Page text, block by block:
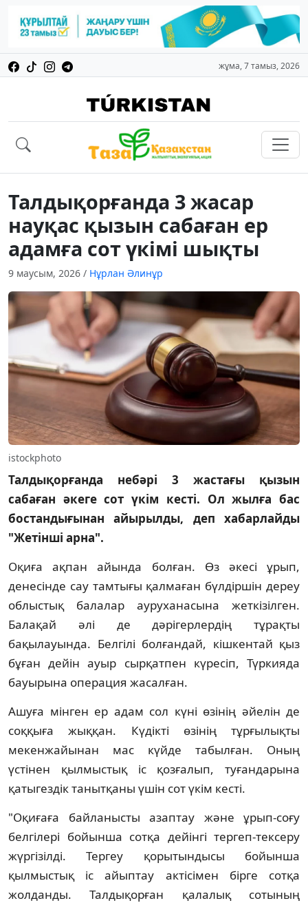
жұма, 7 тамыз, 2026
Талдықорғанда 3 жасар
науқас қызын сабаған ер
адамға сот үкімі шықты
9 маусым, 2026 / Нұрлан Әлинұр
istockphoto
Талдықорғанда небәрі 3 жастағы қызын
сабаған әкеге сот үкім кесті. Ол жылға бас
бостандығынан айырылды, деп хабарлайды
"Жетінші арна".
Оқиға ақпан айында болған. Өз әкесі ұрып,
денесінде сау тамтығы қалмаған бүлдіршін дереу
облыстық балалар ауруханасына жеткізілген.
Балақай әлі де дәрігерлердің тұрақты
бақылауында. Белгілі болғандай, кішкентай қыз
бұған дейін ауыр сырқатпен күресіп, Түркияда
бауырына операция жасалған.
Ашуға мінген ер адам сол күні өзінің әйелін де
соққыға жыққан. Күдікті өзінің тұрғылықты
мекенжайынан мас күйде табылған. Оның
үстінен қылмыстық іс қозғалып, туғандарына
қатыгездік танытқаны үшін сот үкім кесті.
"Оқиғаға байланысты азаптау және ұрып-соғу
белгілері бойынша сотқа дейінгі тергеп-тексеру
жүргізілді. Тергеу қорытындысы бойынша
қылмыстық іс айыптау актісімен бірге сотқа
жолданды. Талдықорған қалалық сотының